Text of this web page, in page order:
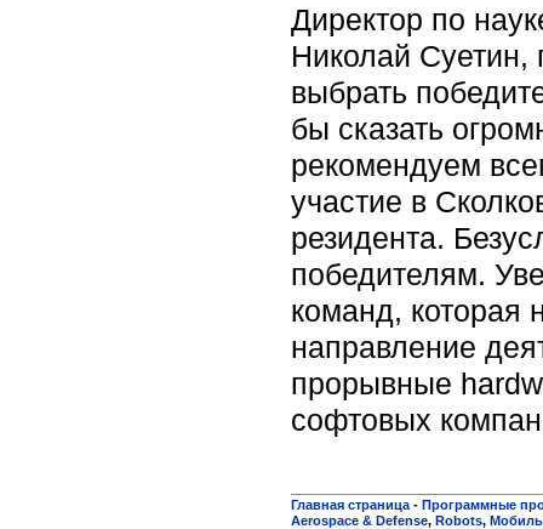
Директор по
Николай Суетин,
выбрать
бы сказать
рекомендуем
участие в
резидента.
победителям.
команд, которая
направление
прорывные
софтовых
Главная страница - Программные
Aerospace & Defense, Robots,